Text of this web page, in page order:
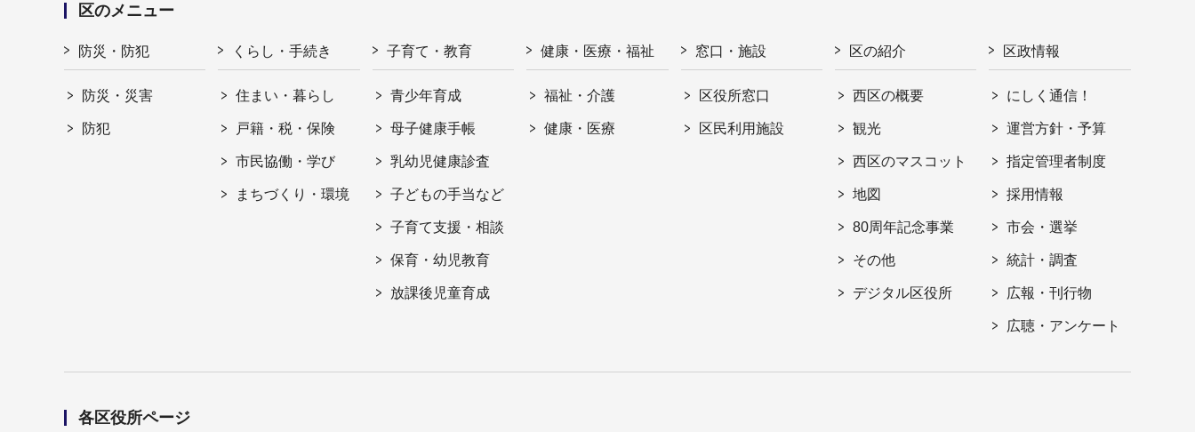
区のメニュー
防災・防犯
防災・災害
防犯
くらし・手続き
住まい・暮らし
戸籍・税・保険
市民協働・学び
まちづくり・環境
子育て・教育
青少年育成
母子健康手帳
乳幼児健康診査
子どもの手当など
子育て支援・相談
保育・幼児教育
放課後児童育成
健康・医療・福祉
福祉・介護
健康・医療
窓口・施設
区役所窓口
区民利用施設
区の紹介
西区の概要
観光
西区のマスコット
地図
80周年記念事業
その他
デジタル区役所
区政情報
にしく通信！
運営方針・予算
指定管理者制度
採用情報
市会・選挙
統計・調査
広報・刊行物
広聴・アンケート
各区役所ページ